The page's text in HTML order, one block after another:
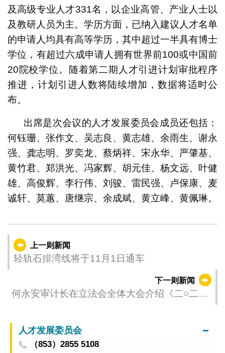
及高级专业人才331名，以企业高管、产业人士以
及教研人员为主。学历方面，已纳入建议人才名单
的申请人均具有高等学历，其中超过一半具有博士
学位，有超过六成申请人拥有世界前100或中国前
20院校学位。随着第二期人才引进计划审批程序
推进，计划引进人数将陆续增加，数据将适时公
布。
出席是次会议的人才发展委员会成员还包括：
何钰珊、张作文、吴志良、黄志雄、余雨生、谢永
强、龚志明、罗奕龙、蔡炳祥、宋永华、严肇基、
黄竹君、郑洪光、冯家辉、胡元佳、杨文远、叶健
雄、高俊辉、李行伟、刘骏、雷民强、卢保康、麦
诚轩、莫蕙、唐继宗、余成斌、黄立峰、黄佩琳。
上一则新闻
轻轨石排湾线将于11月1日通车
下一则新闻
何永安审计长在立法会全体大会介绍《二○二三
人才发展委员会
（853）2855 5108